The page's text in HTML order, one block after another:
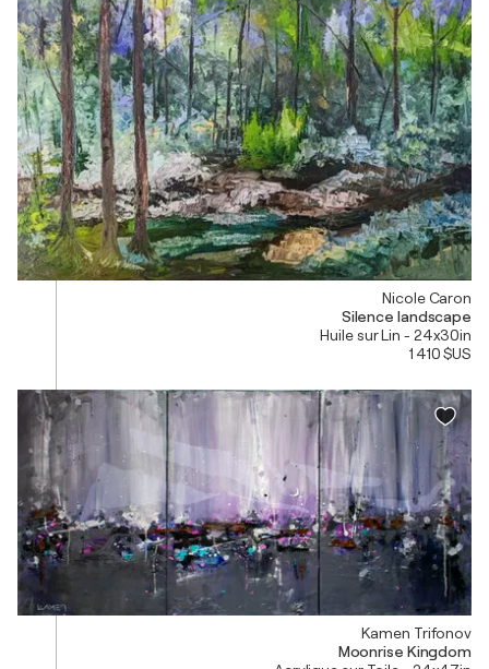
Nicole Caron
Silence landscape
Huile sur Lin - 24x30in
1 410 $US
Kamen Trifonov
Moonrise Kingdom